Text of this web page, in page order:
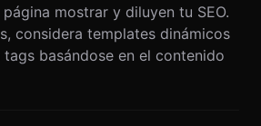
mostrar y diluyen tu SEO.
considera templates dinámicos
basándose en el contenido